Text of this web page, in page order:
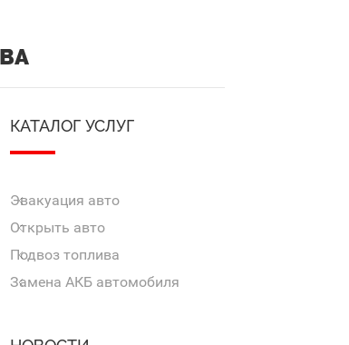
КАТАЛОГ УСЛУГ
Эвакуация авто
Открыть авто
Подвоз топлива
Замена АКБ автомобиля